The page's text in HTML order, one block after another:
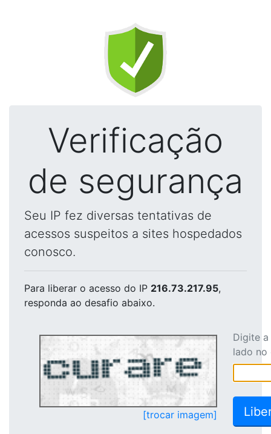
Verificação
de segurança
Seu IP fez diversas tentativas de
acessos suspeitos a sites hospedados
conosco.
Para liberar o acesso do IP 216.73.217.95,
responda ao desafio abaixo.
[trocar imagem]
Digite
lado no